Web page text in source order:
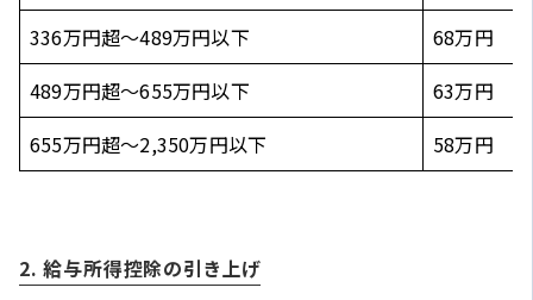
336万円超〜489万円以下
68万円
489万円超〜655万円以下
63万円
655万円超〜2,350万円以下
58万円
2. 給与所得控除の引き上げ